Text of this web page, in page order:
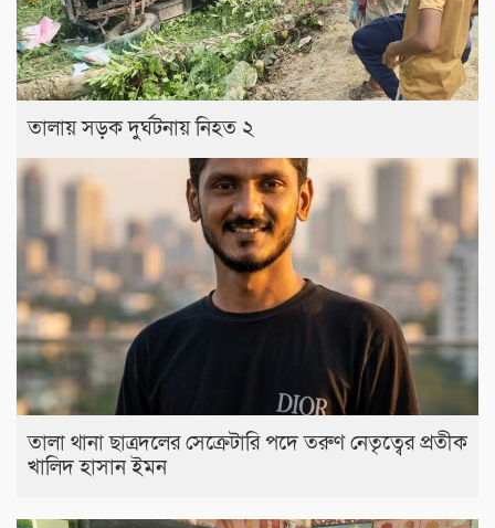
তালায় সড়ক দুর্ঘটনায় নিহত ২
তালা থানা ছাত্রদলের সেক্রেটারি পদে তরুণ নেতৃত্বের প্রতীক
খালিদ হাসান ইমন